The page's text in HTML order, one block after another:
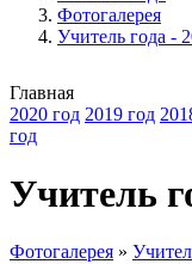
Фотогалерея
Учитель года -
Главная
2020 год 2019 год
год
Учитель
Фотогалерея »